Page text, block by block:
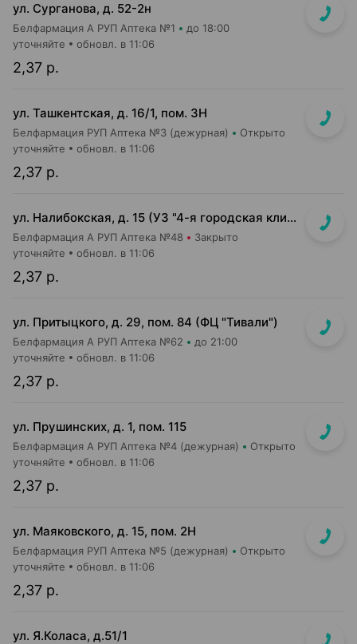
ул. Сурганова, д. 52-2н
Белфармация А РУП Аптека №1 до 18:00
2,37 р.
уточняйте обновл. в 11:06
ул. Ташкентская, д. 16/1, пом. 3Н
Белфармация РУП Аптека №3 (дежурная) Открыто
2,37 р.
уточняйте обновл. в 11:06
ул. Налибокская, д. 15 (УЗ "4-я городская клиническая детская п-ка")
Белфармация А РУП Аптека №48 Закрыто
2,37 р.
уточняйте обновл. в 11:06
ул. Притыцкого, д. 29, пом. 84 (ФЦ "Тивали")
Белфармация А РУП Аптека №62 до 21:00
2,37 р.
уточняйте обновл. в 11:06
ул. Прушинских, д. 1, пом. 115
Белфармация А РУП Аптека №4 (дежурная) Открыто
2,37 р.
уточняйте обновл. в 11:06
ул. Маяковского, д. 15, пом. 2Н
Белфармация РУП Аптека №5 (дежурная) Открыто
2,37 р.
уточняйте обновл. в 11:06
ул. Я.Коласа, д.51/1